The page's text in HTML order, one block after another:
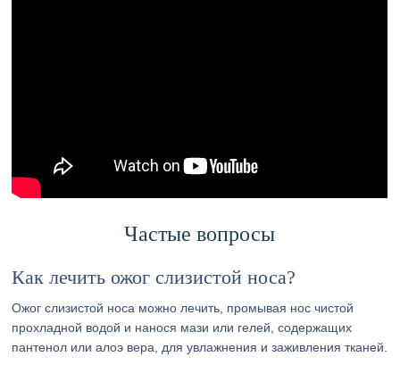
Частые вопросы
Как лечить ожог слизистой носа?
Ожог слизистой носа можно лечить, промывая нос чистой
прохладной водой и нанося мази или гелей, содержащих
пантенол или алоэ вера, для увлажнения и заживления тканей.